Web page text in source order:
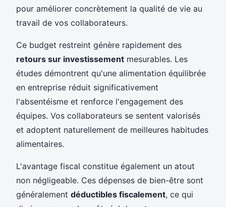
pour améliorer concrètement la qualité de vie au
travail de vos collaborateurs.
Ce budget restreint génère rapidement des
retours sur investissement mesurables. Les
études démontrent qu'une alimentation équilibrée
en entreprise réduit significativement
l'absentéisme et renforce l'engagement des
équipes. Vos collaborateurs se sentent valorisés
et adoptent naturellement de meilleures habitudes
alimentaires.
L'avantage fiscal constitue également un atout
non négligeable. Ces dépenses de bien-être sont
généralement déductibles fiscalement, ce qui